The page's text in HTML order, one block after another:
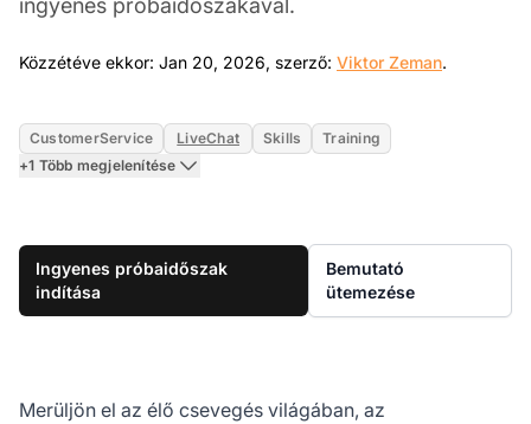
ingyenes próbaidőszakával.
Közzétéve ekkor: Jan 20, 2026, szerző: Viktor Zeman.
CustomerService LiveChat Skills
Training
+1 Több megjelenítése
Ingyenes próbaidőszak
indítása
Bemutató
ütemezése
Merüljön el az élő csevegés világában, az